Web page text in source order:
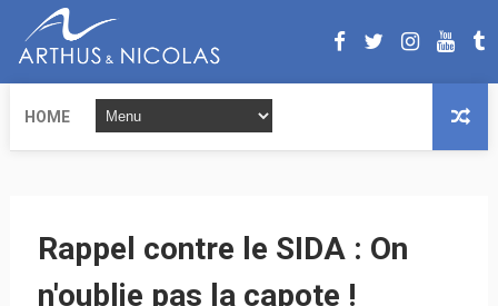
HOME
Rappel contre le SIDA : On
n'oublie pas la capote !